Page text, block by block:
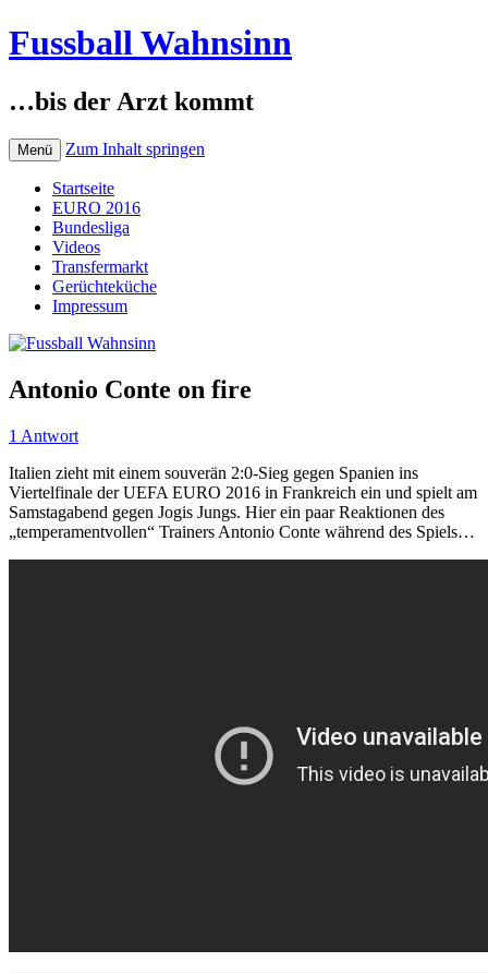
Fussball Wahnsinn
…bis der Arzt kommt
Menü Zum Inhalt springen
Startseite
EURO 2016
Bundesliga
Videos
Transfermarkt
Gerüchteküche
Impressum
Antonio Conte on fire
1 Antwort
Italien zieht mit einem souverän 2:0-Sieg gegen Spanien ins
Viertelfinale der UEFA EURO 2016 in Frankreich ein und spielt am
Samstagabend gegen Jogis Jungs. Hier ein paar Reaktionen des
„temperamentvollen“ Trainers Antonio Conte während des Spiels…